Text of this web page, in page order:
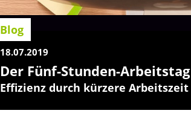
Blog
18.07.2019
Der Fünf-Stunden-Arbeitstag
Effizienz durch kürzere Arbeitszeit